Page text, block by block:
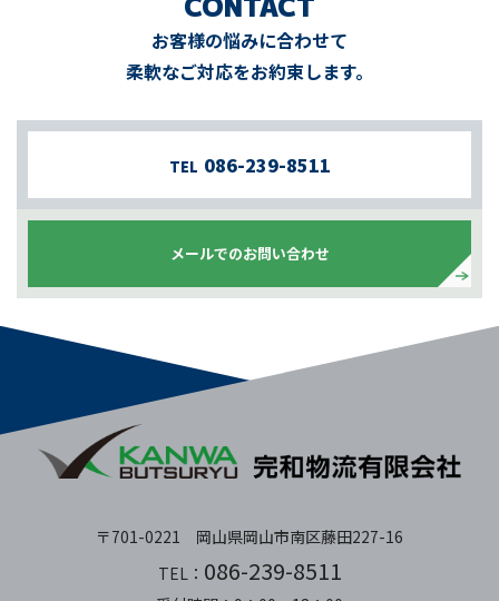
お客様の悩みに合わせて
柔軟なご対応をお約束します。
TEL 086-239-8511
メールでのお問い合わせ
〒701-0221 岡山県岡山市南区藤田227-16
TEL： 086-239-8511